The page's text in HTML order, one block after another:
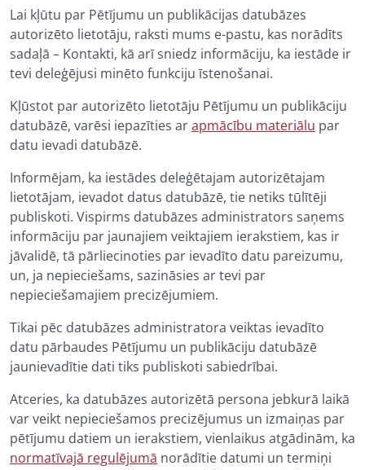
Lai kļūtu par Pētījumu un publikācijas datubāzes
autorizēto lietotāju, raksti mums e-pastu, kas norādīts
sadaļā – Kontakti, kā arī sniedz informāciju, ka iestāde ir
tevi deleģējusi minēto funkciju īstenošanai.
Kļūstot par autorizēto lietotāju Pētījumu un publikāciju
datubāzē, varēsi iepazīties arapmācību materiālu par
datu ievadi datubāzē.
Informējam, ka iestādes deleģētajam autorizētajam
lietotājam, ievadot datus datubāzē, tie netiks tūlītēji
publiskoti. Vispirms datubāzes administrators saņems
informāciju par jaunajiem veiktajiem ierakstiem, kas ir
jāvalidē, tā pārliecinoties par ievadīto datu pareizumu,
un, ja nepieciešams, sazināsies ar tevi par
nepieciešamajiem precizējumiem.
Tikai pēc datubāzes administratora veiktas ievadīto
datu pārbaudes Pētījumu un publikāciju datubāzē
jaunievadītie dati tiks publiskoti sabiedrībai.
Atceries, ka datubāzes autorizētā persona jebkurā laikā
var veikt nepieciešamos precizējumus un izmaiņas par
pētījumu datiem un ierakstiem, vienlaikus atgādinām, ka
normatīvajā regulējumā norādītie datumi un termiņi